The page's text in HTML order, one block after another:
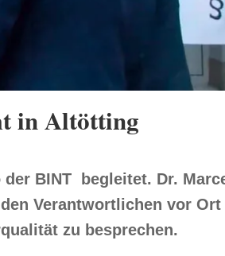
in Altötting
BINT begleitet. Dr.
Verantwortlichen vor Ort
zu besprechen.